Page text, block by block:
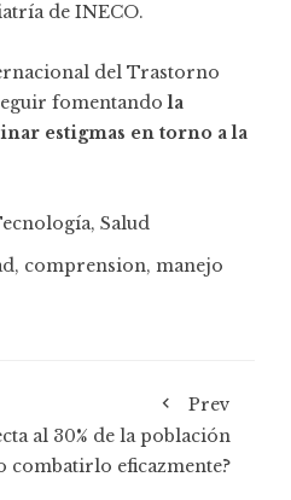
de INECO.
del Trastorno
fomentandola
estigmas en torno a la
, Salud
, comprension, manejo
Prev
al 30% de la población
combatirlo eficazmente?